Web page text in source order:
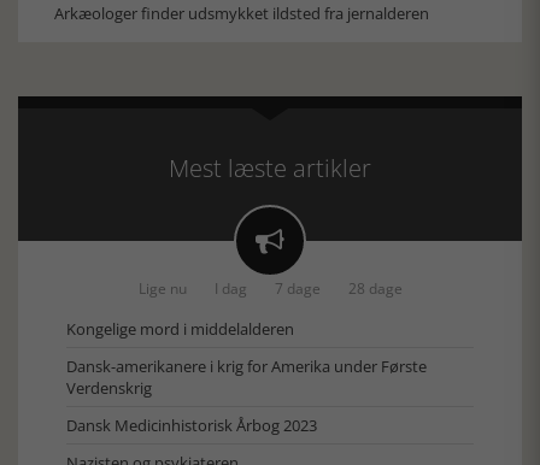
Arkæologer finder udsmykket ildsted fra jernalderen
Mest læste artikler

Lige nu I dag 7 dage 28 dage
Kongelige mord i middelalderen
Dansk-amerikanere i krig for Amerika under Første
Verdenskrig
Dansk Medicinhistorisk Årbog 2023